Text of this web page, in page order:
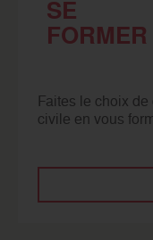
SE
FORMER
Faites le choix
civile en vous